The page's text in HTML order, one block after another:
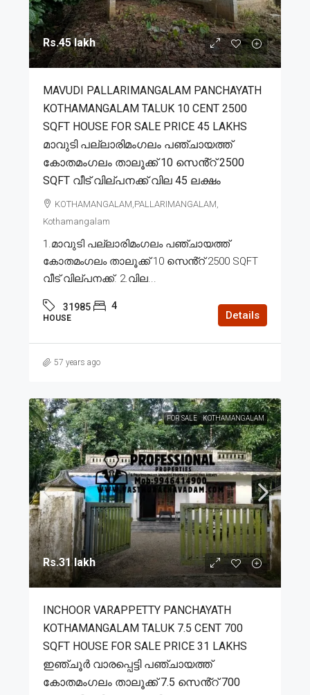
Rs.45 lakh
MAVUDI PALLARIMANGALAM PANCHAYATH
KOTHAMANGALAM TALUK 10 CENT 2500
SQFT HOUSE FOR SALE PRICE 45 LAKHS
മാവുടി പല്ലാരിമംഗലം പഞ്ചായത്ത്
കോതമംഗലം താലൂക്ക് 10 സെൻ്റ് 2500
SQFT വീട് വില്പനക്ക് വില 45 ലക്ഷം
KOTHAMANGALAM,PALLARIMANGALAM,
Kothamangalam
1.മാവുടി പല്ലാരിമംഗലം പഞ്ചായത്ത്
കോതമംഗലം താലൂക്ക് 10 സെൻ്റ് 2500 SQFT
വീട് വില്പനക്ക്. 2.വില...
31985 4
HOUSE Details
57 years ago
FOR SALE KOTHAMANGALAM
Rs.31 lakh
INCHOOR VARAPPETTY PANCHAYATH
KOTHAMANGALAM TALUK 7.5 CENT 700
SQFT HOUSE FOR SALE PRICE 31 LAKHS
ഇഞ്ചൂർ വാരപ്പെട്ടി പഞ്ചായത്ത്
കോതമംഗലം താലൂക്ക് 7.5 സെൻ്റ് 700